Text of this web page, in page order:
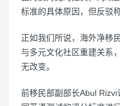
标准的具体原因，但反驳
正如我们所说，海外净移
与多元文化社区重建关系
无改变。
前移民部副部长Abul